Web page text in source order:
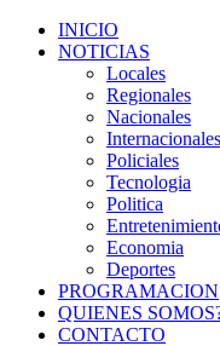
INICIO
NOTICIAS
Locales
Regionales
Nacionales
Internacionales
Policiales
Tecnologia
Politica
Economia
Deportes
PROGRAMACION
QUIENES
CONTACTO